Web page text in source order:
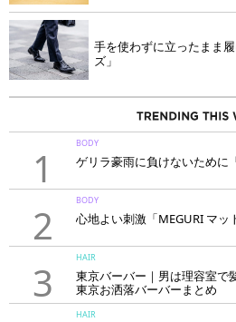
手を使わずに立ったまま
ズ」
1
BODY
ゲリラ豪雨に負けないために
2
BODY
心地よい刺激「MEGURI マ
3
HAIR
東京バーバー｜男は理容室で
東京お洒落バーバーまとめ
HAIR